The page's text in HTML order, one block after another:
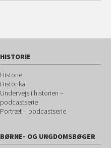
HISTORIE
Historie
Historika
Undervejs i historien –
podcastserie
Portræt – podcastserie
BØRNE- OG UNGDOMSBØGER